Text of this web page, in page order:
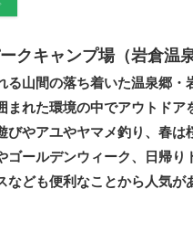
クキャンプ場（岩倉温
る山間の落ち着いた温泉郷
まれた環境の中でアウトドア
びやアユやヤマメ釣り、春
ゴールデンウィーク、日帰
なども便利なことから人気が